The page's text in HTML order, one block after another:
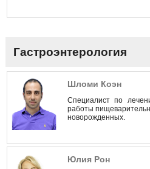
Гастроэнтерология
Шломи Коэн
Специалист по
работы
новорожденных.
Юлия Рон